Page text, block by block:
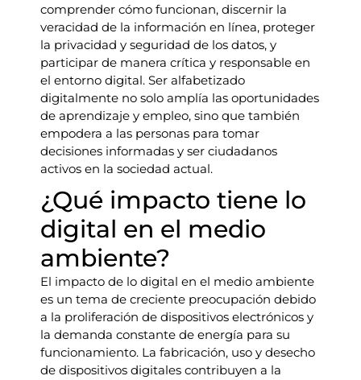
comprender cómo funcionan, discernir la
veracidad de la información en línea, proteger
la privacidad y seguridad de los datos, y
participar de manera crítica y responsable en
el entorno digital. Ser alfabetizado
digitalmente no solo amplía las oportunidades
de aprendizaje y empleo, sino que también
empodera a las personas para tomar
decisiones informadas y ser ciudadanos
activos en la sociedad actual.
¿Qué impacto tiene lo
digital en el medio
ambiente?
El impacto de lo digital en el medio ambiente
es un tema de creciente preocupación debido
a la proliferación de dispositivos electrónicos y
la demanda constante de energía para su
funcionamiento. La fabricación, uso y desecho
de dispositivos digitales contribuyen a la